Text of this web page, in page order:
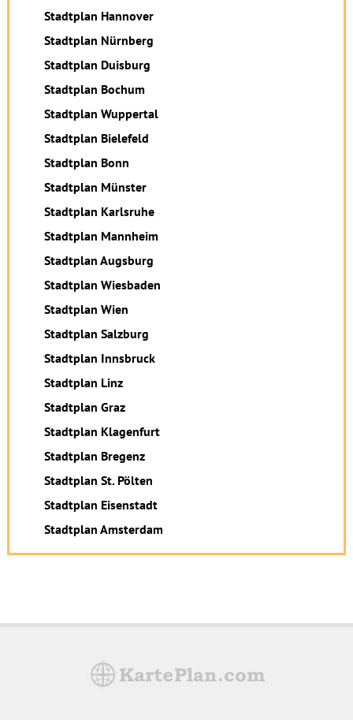
Stadtplan Hannover
Stadtplan Nürnberg
Stadtplan Duisburg
Stadtplan Bochum
Stadtplan Wuppertal
Stadtplan Bielefeld
Stadtplan Bonn
Stadtplan Münster
Stadtplan Karlsruhe
Stadtplan Mannheim
Stadtplan Augsburg
Stadtplan Wiesbaden
Stadtplan Wien
Stadtplan Salzburg
Stadtplan Innsbruck
Stadtplan Linz
Stadtplan Graz
Stadtplan Klagenfurt
Stadtplan Bregenz
Stadtplan St. Pölten
Stadtplan Eisenstadt
Stadtplan Amsterdam